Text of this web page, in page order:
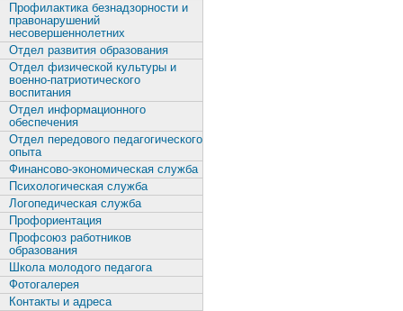
Профилактика безнадзорности и
правонарушений
несовершеннолетних
Отдел развития образования
Отдел физической культуры и
военно-патриотического
воспитания
Отдел информационного
обеспечения
Отдел передового педагогического
опыта
Финансово-экономическая служба
Психологическая служба
Логопедическая служба
Профориентация
Профсоюз работников
образования
Школа молодого педагога
Фотогалерея
Контакты и адреса